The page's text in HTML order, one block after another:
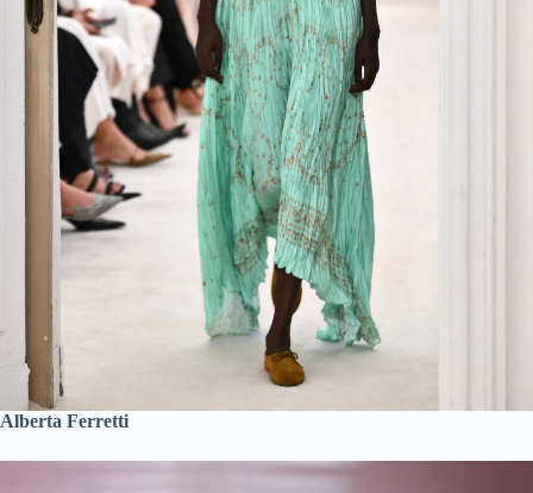
Alberta Ferretti